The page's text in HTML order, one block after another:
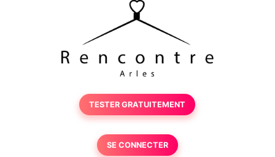
TESTER GRATUITEMENT
SE CONNECTER